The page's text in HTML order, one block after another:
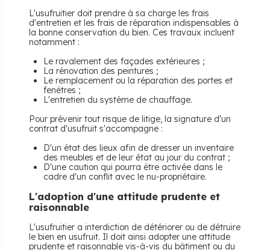
L'usufruitier doit prendre à sa charge les frais
d'entretien et les frais de réparation indispensables à
la bonne conservation du bien. Ces travaux incluent
notamment :
Le ravalement des façades extérieures ;
La rénovation des peintures ;
Le remplacement ou la réparation des portes et
fenêtres ;
L'entretien du système de chauffage.
Pour prévenir tout risque de litige, la signature d'un
contrat d'usufruit s'accompagne :
D'un état des lieux afin de dresser un inventaire
des meubles et de leur état au jour du contrat ;
D'une caution qui pourra être activée dans le
cadre d'un conflit avec le nu-propriétaire.
L'adoption d'une attitude prudente et
raisonnable
L'usufruitier a interdiction de détériorer ou de détruire
le bien en usufruit. Il doit ainsi adopter une attitude
prudente et raisonnable vis-à-vis du bâtiment ou du